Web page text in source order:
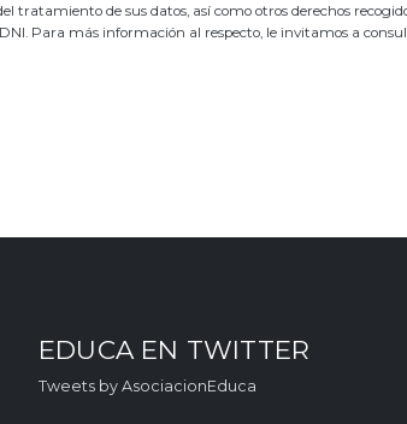
tratamiento de sus datos, así como otros derechos
Para más información al respecto, le invitamos a
EDUCA EN TWITTER
Tweets by AsociacionEduca